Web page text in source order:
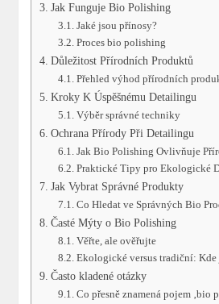
Jak Funguje Bio Polishing
Jaké jsou přínosy?
Proces bio polishing
Důležitost Přírodních Produktů
Přehled výhod přírodních
Kroky K Úspěšnému Detailingu
Výběr správné techniky
Ochrana Přírody Při Detailingu
Jak Bio Polishing Ovlivňuje
Praktické Tipy pro Ekologické
Jak Vybrat Správné Produkty
Co Hledat ve Správných Bio
Časté Mýty o Bio Polishing
Věřte, ale ověřujte
Ekologické versus tradiční: Kde
Často kladené otázky
Co přesně znamená pojem ‚bio